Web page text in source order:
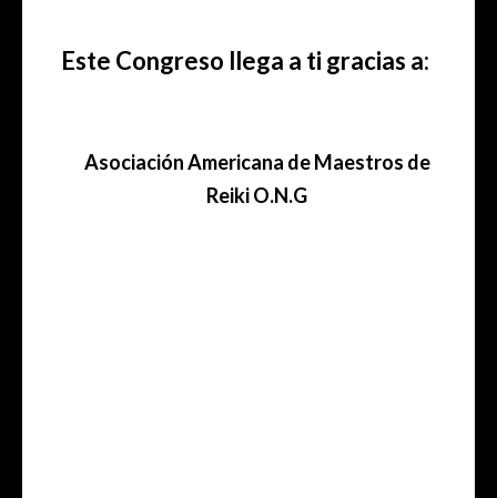
Este Congreso llega a ti gracias a:
AsociaciónAmericana de Maestros de
Reiki O.N.G